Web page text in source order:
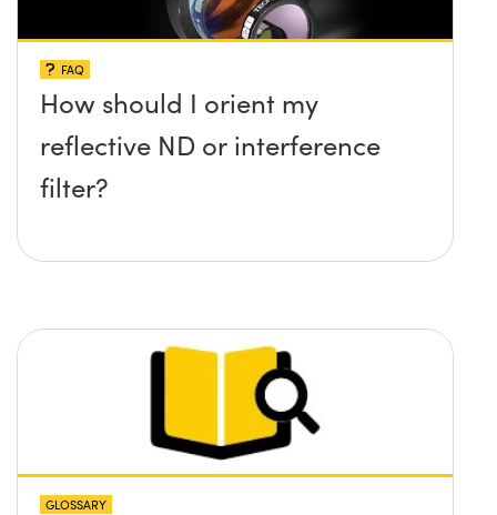
FAQ
How should I orient my
reflective ND or interference
filter?
GLOSSARY